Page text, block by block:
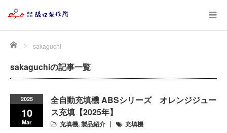
Home sakaguchi
sakaguchiの記事一覧
2025
10
Mar
全自動充填機 ABSシリーズ オレンジジュー
ス充填【2025年】
充填機,製品紹介 充填機